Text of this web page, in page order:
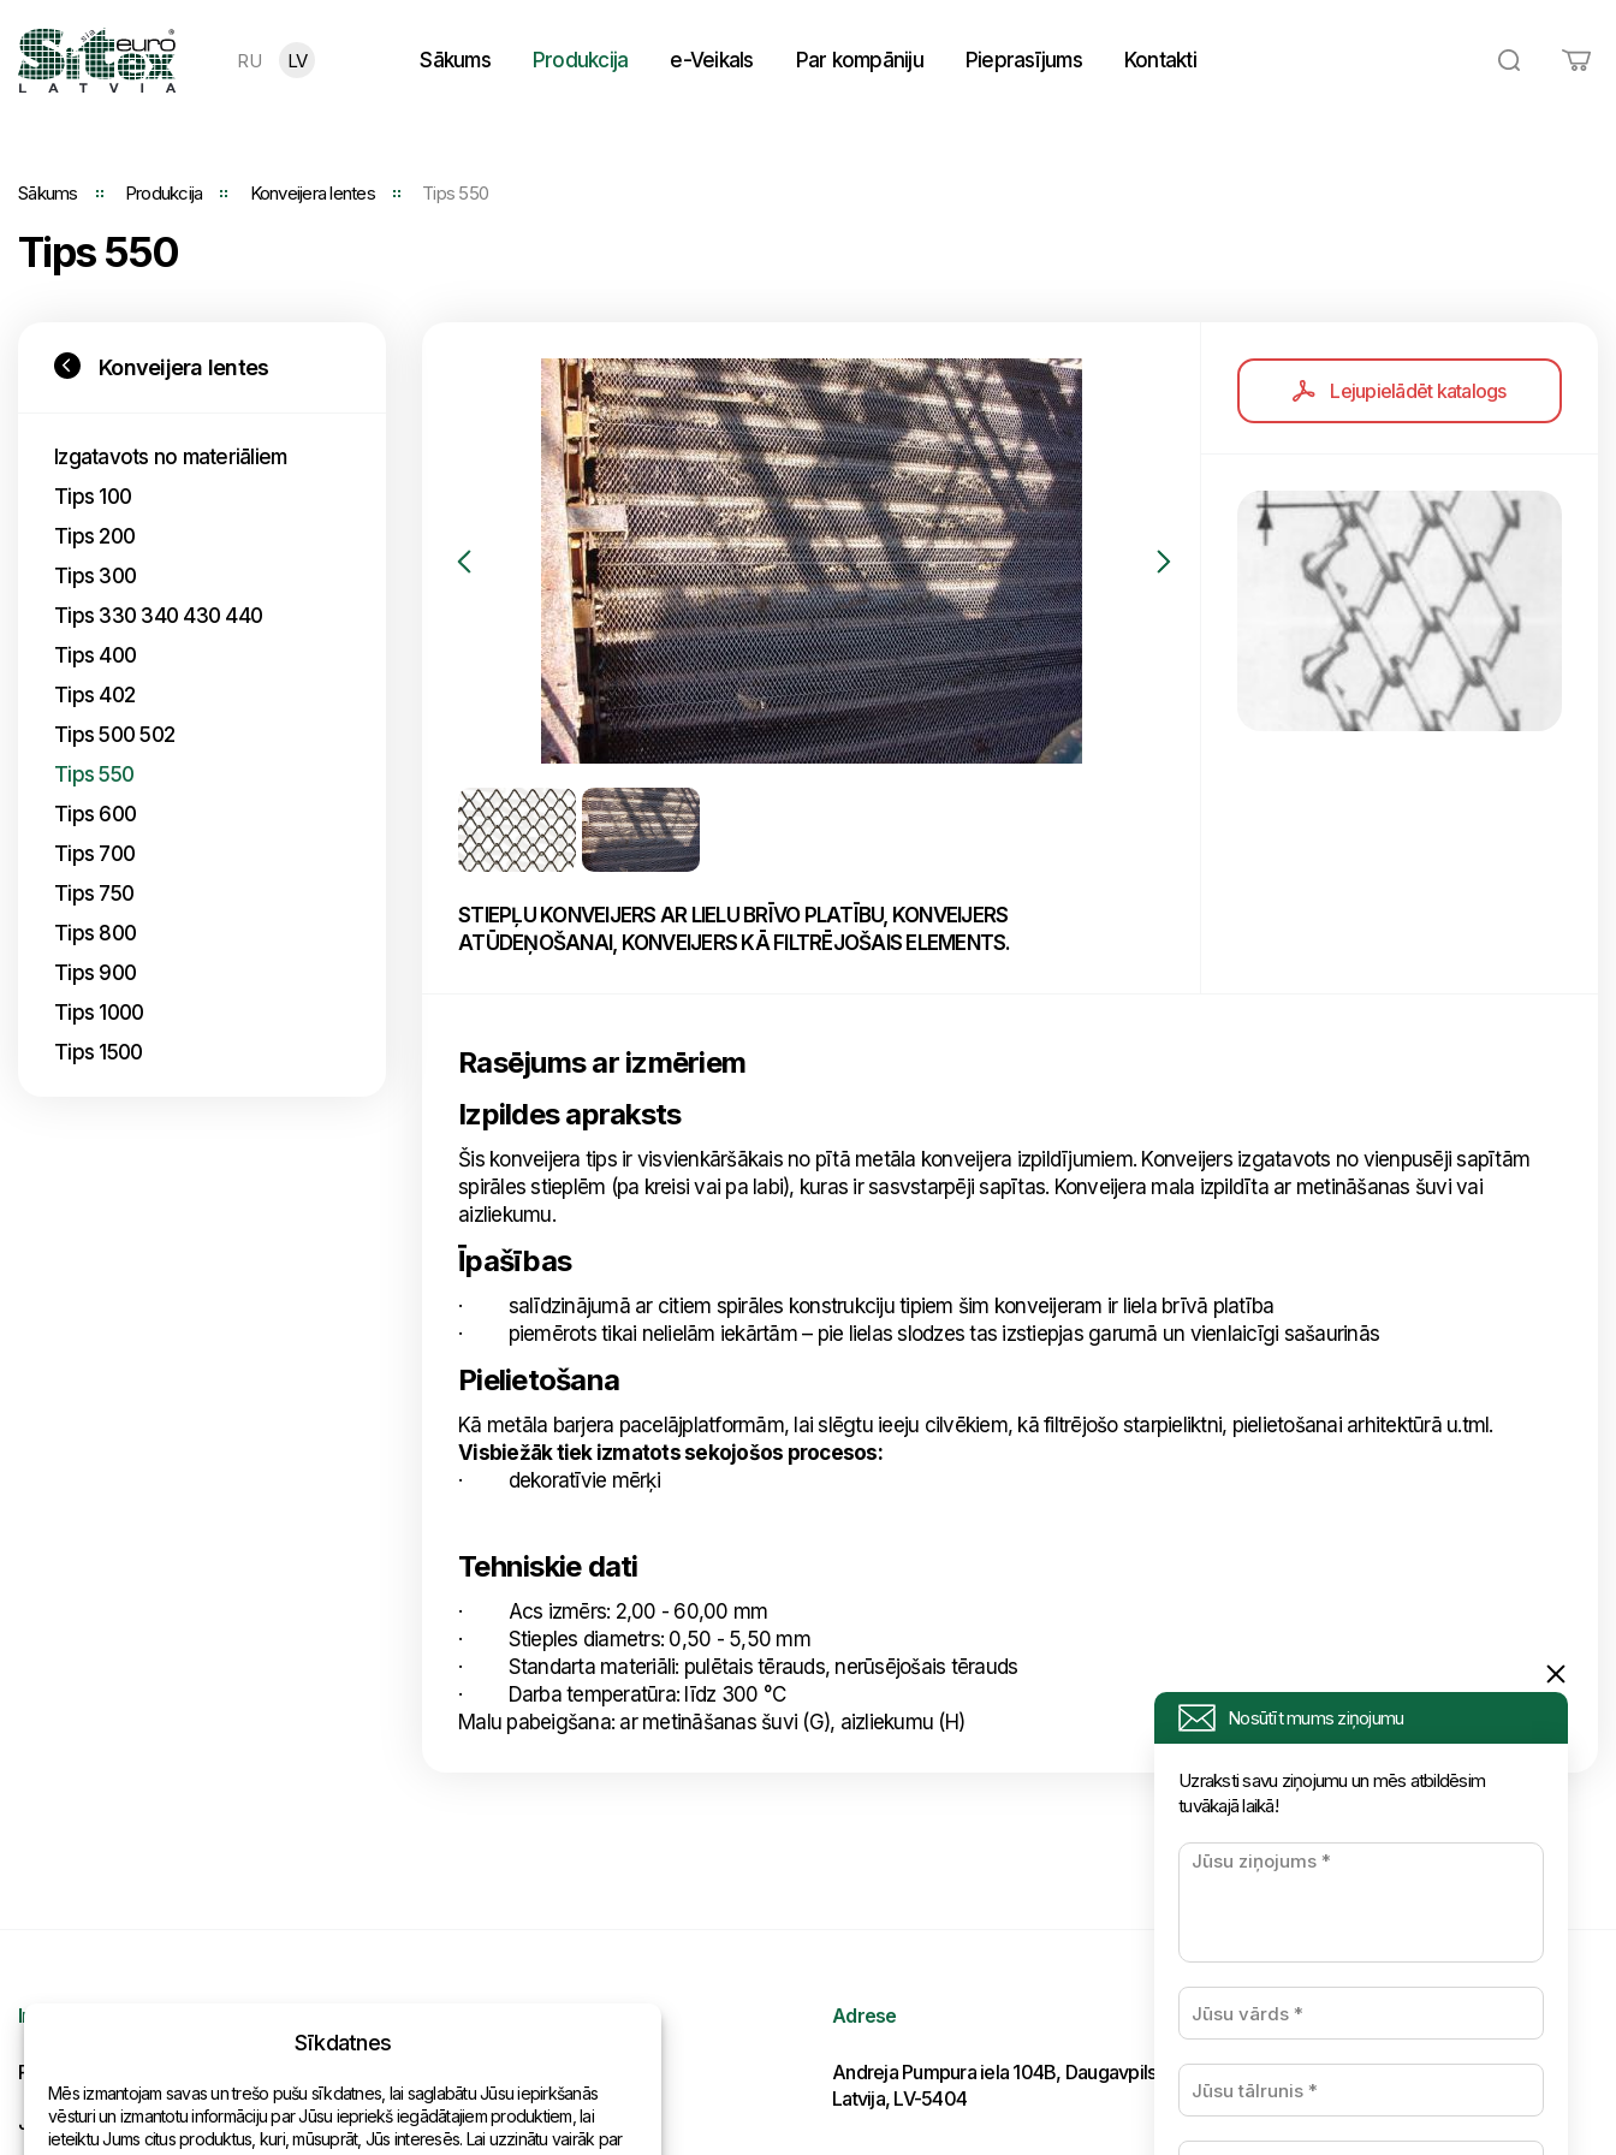
RU LV Sākums Produkcija e-Veikals Par kompāniju Pieprasījums Kontakti
Sākums Produkcija Konveijera lentes Tips 550
Tips 550
Konveijera lentes
Izgatavots no materiāliem
Tips 100
Tips 200
Tips 300
Tips 330 340 430 440
Tips 400
Tips 402
Tips 500 502
Tips 550
Tips 600
Tips 700
Tips 750
Tips 800
Tips 900
Tips 1000
Tips 1500
STIEPĻU KONVEIJERS AR LIELU BRĪVO PLATĪBU, KONVEIJERS
ATŪDEŅOŠANAI, KONVEIJERS KĀ FILTRĒJOŠAIS ELEMENTS.
Lejupielādēt katalogs
Rasējums ar izmēriem
Izpildes apraksts
Šis konveijera tips ir visvienkāršākais no pītā metāla konveijera izpildījumiem. Konveijers izgatavots no vienpusēji sapītām
spirāles stieplēm (pa kreisi vai pa labi), kuras ir sasvstarpēji sapītas. Konveijera mala izpildīta ar metināšanas šuvi vai
aizliekumu.
Īpašības
· salīdzinājumā ar citiem spirāles konstrukciju tipiem šim konveijeram ir liela brīvā platība
· piemērots tikai nelielām iekārtām – pie lielas slodzes tas izstiepjas garumā un vienlaicīgi sašaurinās
Pielietošana
Kā metāla barjera pacelājplatformām, lai slēgtu ieeju cilvēkiem, kā filtrējošo starpieliktni, pielietošanai arhitektūrā u.tml.
Visbiežāk tiek izmatots sekojošos procesos:
· dekoratīvie mērķi
Tehniskie dati
· Acs izmērs: 2,00 - 60,00 mm
· Stieples diametrs: 0,50 - 5,50 mm
· Standarta materiāli: pulētais tērauds, nerūsējošais tērauds
· Darba temperatūra: līdz 300 °C
Malu pabeigšana: ar metināšanas šuvi (G), aizliekumu (H)
Nosūtīt mums ziņojumu
Uzraksti savu ziņojumu un mēs atbildēsim
tuvākajā laikā!
Informācija
Pieprasījums
Jaunumi Pārstāvniecības pasaulē
Adrese
Andreja Pumpura iela 104B, Daugavpils,
Latvija, LV-5404
Sīkdatnes
Mēs izmantojam savas un trešo pušu sīkdatnes, lai saglabātu Jūsu iepirkšanās
vēsturi un izmantotu informāciju par Jūsu iepriekš iegādātajiem produktiem, lai
ieteiktu Jums citus produktus, kuri, mūsuprāt, Jūs interesēs. Lai uzzinātu vairāk par